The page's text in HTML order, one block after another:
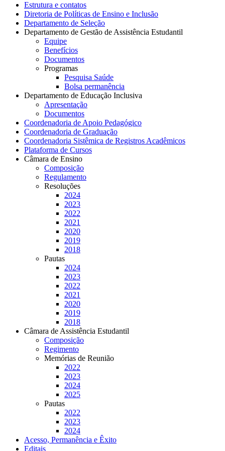
Estrutura e contatos
Diretoria de Políticas de Ensino e Inclusão
Departamento de Seleção
Departamento de Gestão de Assistência Estudantil
Equipe
Benefícios
Documentos
Programas
Pesquisa Saúde
Bolsa permanência
Departamento de Educação Inclusiva
Apresentação
Documentos
Coordenadoria de Apoio Pedagógico
Coordenadoria de Graduação
Coordenadoria Sistêmica de Registros Acadêmicos
Plataforma de Cursos
Câmara de Ensino
Composição
Regulamento
Resoluções
2024
2023
2022
2021
2020
2019
2018
Pautas
2024
2023
2022
2021
2020
2019
2018
Câmara de Assistência Estudantil
Composição
Regimento
Memórias de Reunião
2022
2023
2024
2025
Pautas
2022
2023
2024
Acesso, Permanência e Êxito
Editais